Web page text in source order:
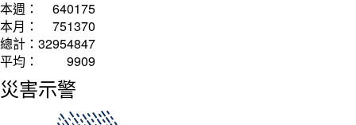
本週：
640175
本月：
751370
總計： 32954847
平均：
9909
災害示警